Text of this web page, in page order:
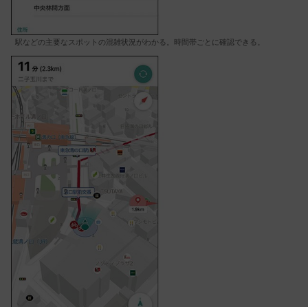
駅などの主要なスポットの混雑状況がわかる。時間帯ごとに確認できる。